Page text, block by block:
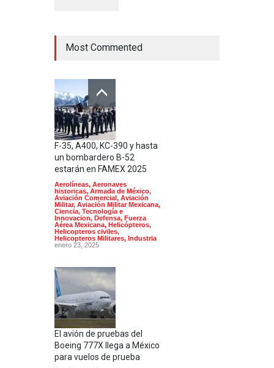
Most Commented
F-35, A400, KC-390 y hasta
un bombardero B-52
estarán en FAMEX 2025
Aerolíneas, Aeronaves
historicas, Armada de México,
Aviación Comercial , Aviación
Militar, Aviación Militar Mexicana,
Ciencia, Tecnología e
Innovacion, Defensa, Fuerza
Aérea Mexicana, Helicópteros,
Helicopteros civiles,
Helicopteros Militares, Industria
enero 23, 2025
El avión de pruebas del
Boeing 777X llega a México
para vuelos de prueba